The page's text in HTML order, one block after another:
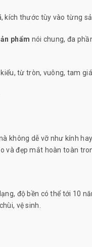
kích thước tùy vào từng
phẩm nói chung, đa
từ tròn, vuông, tam
không dễ vỡ như kính
và đẹp mắt hoàn toàn
độ bền có thể tới 10
vệ sinh.